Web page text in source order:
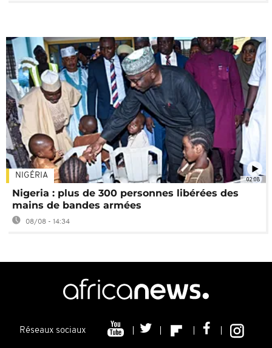
02:08
NIGÉRIA
Nigeria : plus de 300 personnes libérées des
mains de bandes armées
08/08 - 14:34
Réseaux sociaux